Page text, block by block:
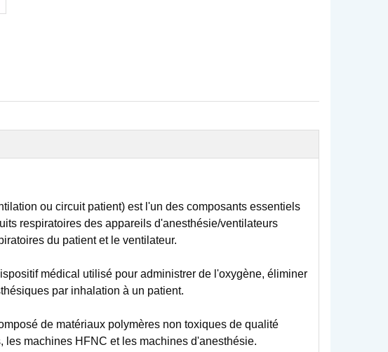
ou circuit patient) est l'un des composants essentiels
respiratoires des appareils d'anesthésie/ventilateurs
du patient et le ventilateur.
médical utilisé pour administrer de l'oxygène, éliminer
par inhalation à un patient.
de matériaux polymères non toxiques de qualité
machines HFNC et les machines d'anesthésie.